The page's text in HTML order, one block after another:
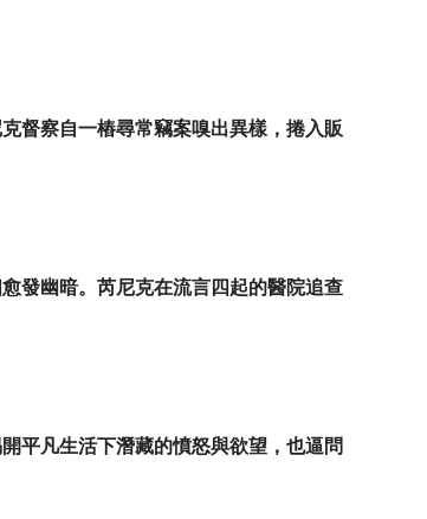
督察自一樁尋常竊案嗅出異樣，捲入販
發幽暗。芮尼克在流言四起的醫院追查
平凡生活下潛藏的憤怒與欲望，也逼問